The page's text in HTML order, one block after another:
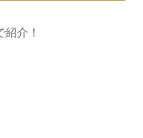
介！